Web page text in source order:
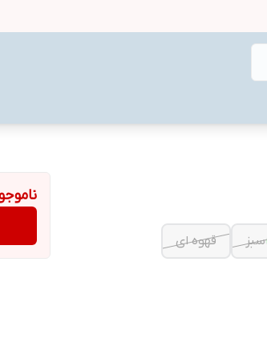
سبز
قهوه ای